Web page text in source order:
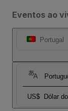
Eventos ao
Portugal
US$ Dólar